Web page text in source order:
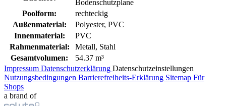
Bodenschutzplane
Poolform:
rechteckig
Außenmaterial:
Polyester, PVC
Innenmaterial:
PVC
Rahmenmaterial:
Metall, Stahl
Gesamtvolumen:
54.37 m³
Impressum Datenschutzerklärung Datenschutzeinstellungen
Nutzungsbedingungen Barrierefreiheits-Erklärung Sitemap Für
Shops
a brand of